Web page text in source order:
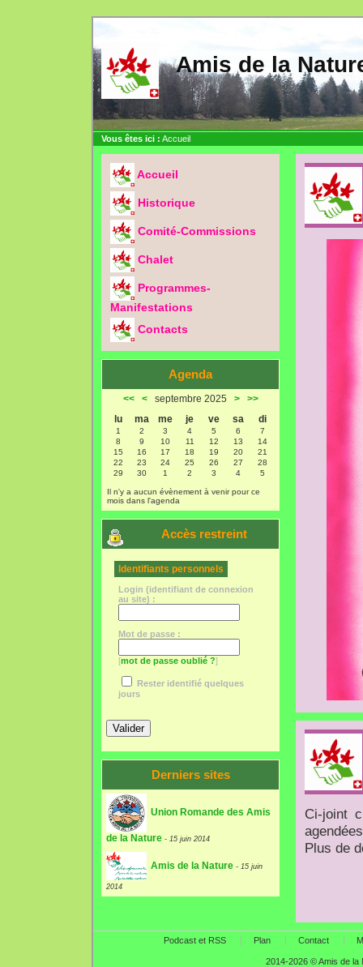
Amis de la
Vous êtes ici : Accueil
Accueil
Historique
Comité-Commissions
Chalet
Programmes-
Manifestations
Contacts
Agenda
<< <septembre 2025 >
>>
lu
ma me je ve sa di
1 2 3 4 5 6
7
8
9 10 11 12 13
14
15
16 17 18 19 20
21
22
23 24 25 26 27
28
29
30 1 2 3 4 5
Il n'y a aucun évènement à venir pour ce
mois dans l'agenda
Accès restreint
Identifiants personnels
Login (identifiant de connexion
au site) :
Mot de passe :
[mot de passe oublié ?]
Rester identifié quelques
jours
Derniers sites
Union Romande des Amis
de la Nature - 15 juin 2014
Amis de la Nature - 15 juin
2014
Ci-joint
Plus de
Podcast et RSS Plan Contact
2014-2026 © Amis de